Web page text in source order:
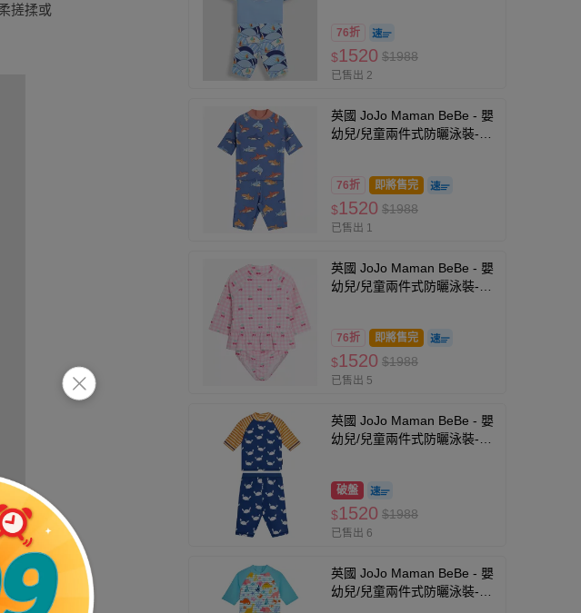
搓揉或
76折
$1520 $1988
已售出 2
英國 JoJo Maman BeBe - 嬰
幼兒/兒童兩件式防曬泳裝-鯊
76折 即將售完
$1520 $1988
已售出 1
英國 JoJo Maman BeBe - 嬰
幼兒/兒童兩件式防曬泳裝-甜
76折 即將售完
$1520 $1988
已售出 5
英國 JoJo Maman BeBe - 嬰
幼兒/兒童兩件式防曬泳裝-大
破盤
$1520 $1988
已售出 6
英國 JoJo Maman BeBe - 嬰
幼兒/兒童兩件式防曬泳裝-珊